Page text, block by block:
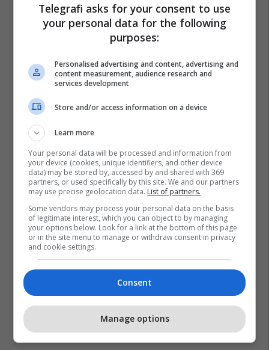
Telegrafi asks for your consent to use
your personal data for the following
purposes:
Personalised advertising and content, advertising and
content measurement, audience research and
services development
Store and/or access information on a device
Learn more
Your personal data will be processed and information from
your device (cookies, unique identifiers, and other device
data) may be stored by, accessed by and shared with 369
partners, or used specifically by this site. We and our partners
may use precise geolocation data. List of partners.
Some vendors may process your personal data on the basis
of legitimate interest, which you can object to by managing
your options below. Look for a link at the bottom of this page
or in the site menu to manage or withdraw consent in privacy
and cookie settings.
Consent
Manage options